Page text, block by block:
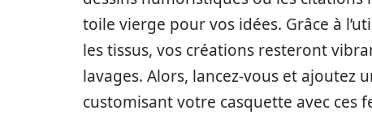
toile vierge pour vos idées. Grâce à
les tissus, vos créations resteront
lavages. Alors, lancez-vous et ajoutez
customisant votre casquette avec ces